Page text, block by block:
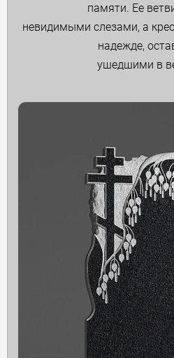
памяти. Ее
невидимыми слезами, а
надежде,
ушедшими в